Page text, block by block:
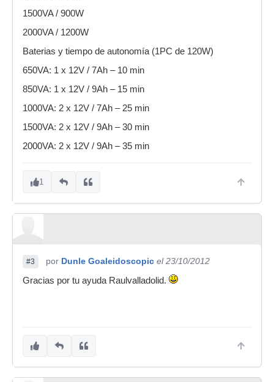
1500VA / 900W
2000VA / 1200W
Baterias y tiempo de autonomía (1PC de 120W)
650VA: 1 x 12V / 7Ah – 10 min
850VA: 1 x 12V / 9Ah – 15 min
1000VA: 2 x 12V / 7Ah – 25 min
1500VA: 2 x 12V / 9Ah – 30 min
2000VA: 2 x 12V / 9Ah – 35 min
1
#3 por Dunle Goaleidoscopic el 23/10/2012
Gracias por tu ayuda Raulvalladolid.